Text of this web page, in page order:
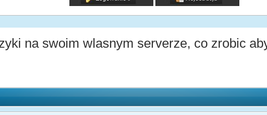
na swoim wlasnym serverze, co zrobic